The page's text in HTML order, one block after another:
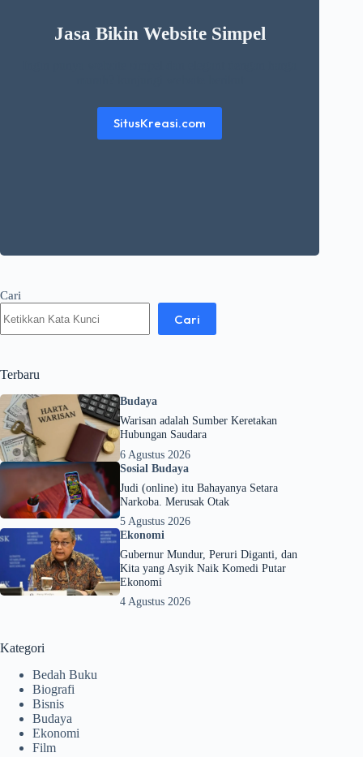
Jasa Bikin Website Simpel
SitusKreasi.com
Cari
Cari
Terbaru
Budaya
Warisan adalah Sumber Keretakan
Hubungan Saudara
6 Agustus 2026
Sosial Budaya
Judi (online) itu Bahayanya Setara
Narkoba. Merusak Otak
5 Agustus 2026
Ekonomi
Gubernur Mundur, Peruri Diganti, dan
Kita yang Asyik Naik Komedi Putar
Ekonomi
4 Agustus 2026
Kategori
Bedah Buku
Biografi
Bisnis
Budaya
Ekonomi
Film